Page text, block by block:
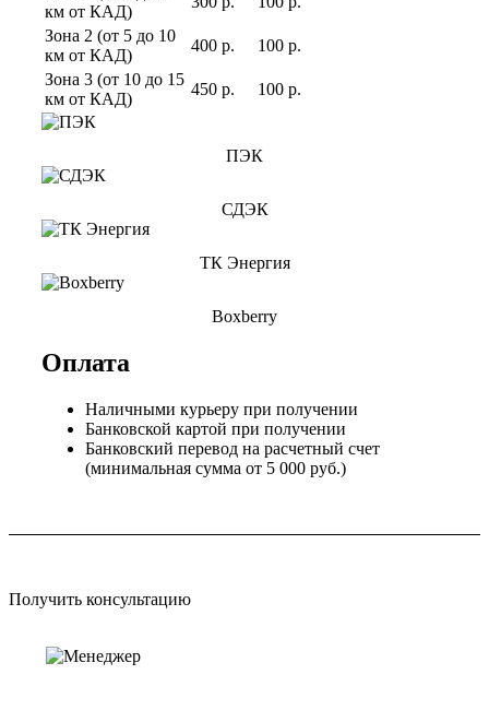
км от КАД)
Зона 2 (от 5 до 10
км от КАД)
400 р.
100 р.
Зона 3 (от 10 до 15
км от КАД)
450 р. 100 р.
ПЭК
СДЭК
ТК Энергия
Boxberry
Оплата
Наличными курьеру при получении
Банковской картой при получении
Банковский перевод на расчетный счет
(минимальная сумма от 5 000 руб.)
Получить консультацию